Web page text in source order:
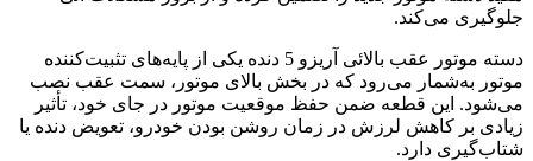
جلوگیری می‌کند.
دسته موتور عقب بالائی آریزو 5 دنده یکی از پایه‌های تثبیت‌کننده
موتور به‌شمار می‌رود که در بخش بالای موتور، سمت عقب نصب
می‌شود. این قطعه ضمن حفظ موقعیت موتور در جای خود، تأثیر
زیادی بر کاهش لرزش در زمان روشن بودن خودرو، تعویض دنده یا
شتاب‌گیری دارد.